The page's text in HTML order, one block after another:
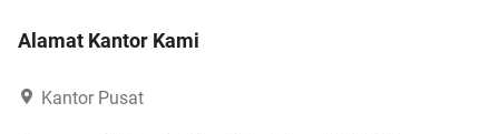
Alamat Kantor Kami
Kantor Pusat